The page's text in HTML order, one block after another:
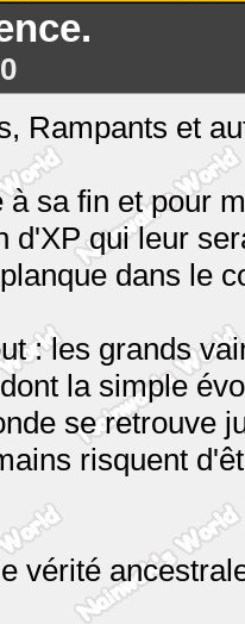
Rampants et
à sa fin et pour
d'XP qui leur
dans le
: les grands
la simple
se retrouve
risquent
vérité